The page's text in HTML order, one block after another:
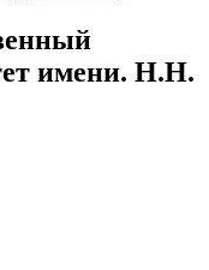
имени. Н.Н.